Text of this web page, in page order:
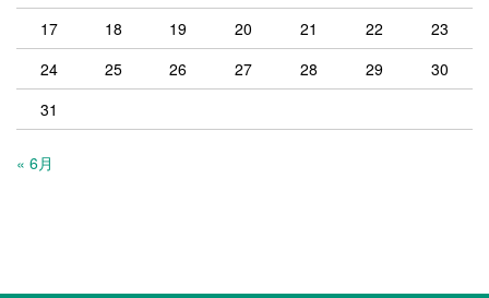
17
18 19 20 21 22
23
24
25 26 27 28 29
30
31
« 6月